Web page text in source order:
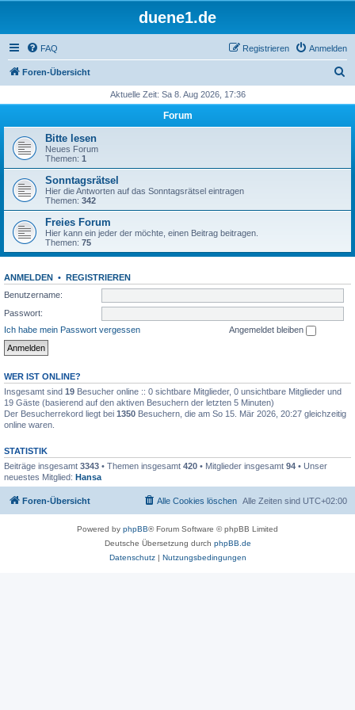
duene1.de
FAQ Anmelden
Registrieren
Foren-Übersicht
h
Aktuelle Zeit: Sa 8. Aug 2026, 17:36
Forum
Bitte lesen
Neues Forum
Themen: 1
Sonntagsrätsel
Hier die Antworten auf das Sonntagsrätsel eintragen
Themen: 342
Freies Forum
Hier kann ein jeder der möchte, einen Beitrag beitragen.
Themen: 75
ANMELDEN • REGISTRIEREN
Benutzername:
Passwort:
Ich habe mein Passwort vergessen
Angemeldet bleiben
WER IST ONLINE?
Insgesamt sind 19 Besucher online :: 0 sichtbare Mitglieder, 0 unsichtbare Mitglieder und
19 Gäste (basierend auf den aktiven Besuchern der letzten 5 Minuten)
Der Besucherrekord liegt bei 1350 Besuchern, die am So 15. Mär 2026, 20:27 gleichzeitig
online waren.
STATISTIK
Beiträge insgesamt 3343 • Themen insgesamt 420 • Mitglieder insgesamt 94 • Unser
neuestes Mitglied: Hansa
Foren-Übersicht Alle Zeiten sind UTC+02:00
Alle Cookies löschen
Powered by phpBB® Forum Software © phpBB Limited
Deutsche Übersetzung durch phpBB.de
Datenschutz| Nutzungsbedingungen